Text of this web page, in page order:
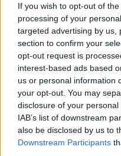
If you wish to opt-out of
processing of your
targeted advertising by us,
section to confirm your
opt-out request is
interest-based ads based
us or personal information
your opt-out. You may
disclosure of your
IAB’s list of downstream
also be disclosed by us to
Downstream Participants
érkezett: augusztus 19-